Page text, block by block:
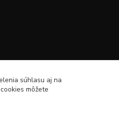
súhlasu aj na
môžete